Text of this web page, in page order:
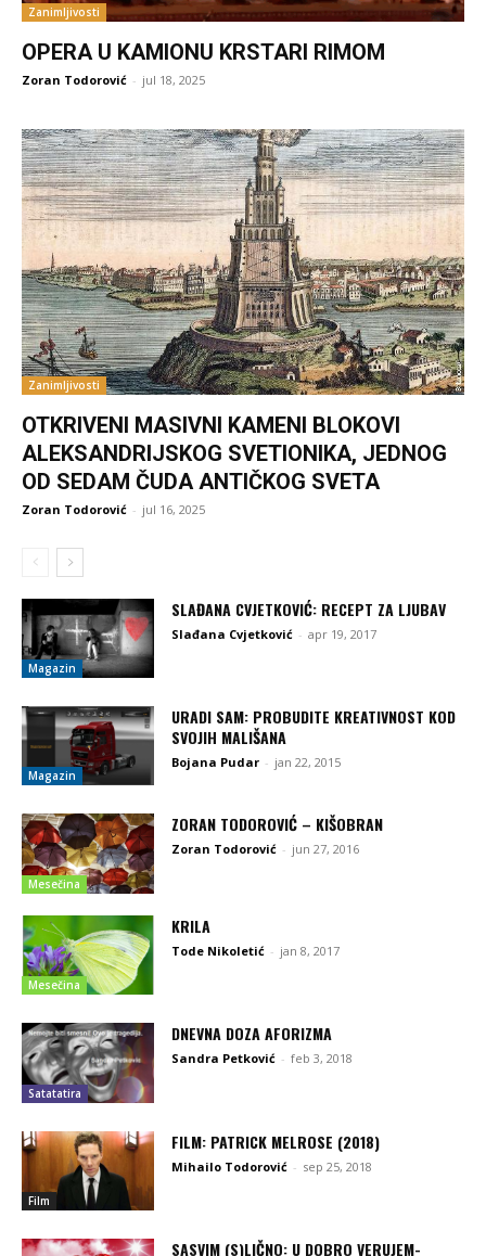
Zanimljivosti
OPERA U KAMIONU KRSTARI RIMOM
Zoran Todorović - jul 18, 2025
Zanimljivosti
OTKRIVENI MASIVNI KAMENI BLOKOVI
ALEKSANDRIJSKOG SVETIONIKA, JEDNOG
OD SEDAM ČUDA ANTIČKOG SVETA
Zoran Todorović - jul 16, 2025
Magazin
SLAĐANA CVJETKOVIĆ: RECEPT ZA LJUBAV
Slađana Cvjetković - apr 19, 2017
Magazin
URADI SAM: PROBUDITE KREATIVNOST KOD
SVOJIH MALIŠANA
Bojana Pudar - jan 22, 2015
Mesečina
ZORAN TODOROVIĆ – KIŠOBRAN
Zoran Todorović - jun 27, 2016
Mesečina
KRILA
Tode Nikoletić - jan 8, 2017
Satatatira
DNEVNA DOZA AFORIZMA
Sandra Petković - feb 3, 2018
Film
FILM: PATRICK MELROSE (2018)
Mihailo Todorović - sep 25, 2018
SASVIM (S)LIČNO: U DOBRO VERUJEM-